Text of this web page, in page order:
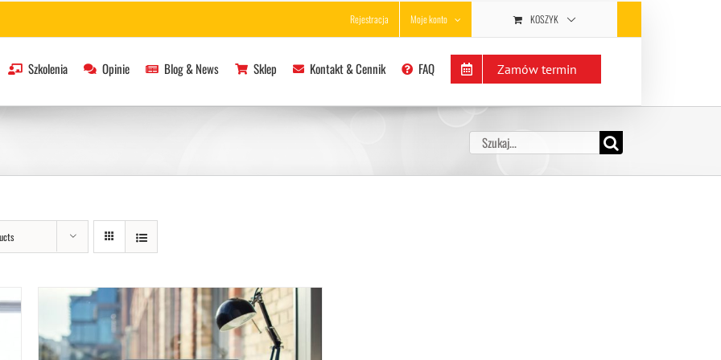
Rejestracja Moje konto KOSZYK
Szkolenia Opinie Blog & News Sklep Kontakt & Cennik FAQ Zamów termin
Szukaj